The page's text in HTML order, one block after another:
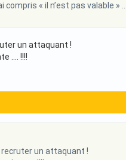
compris « il n’est pas valable
un attaquant !
.... !!!!
recruter un attaquant !